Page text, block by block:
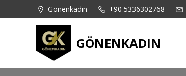
Gönenkadın +90 5336302768
GÖNENKADIN